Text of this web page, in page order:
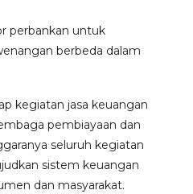
perbankan untuk
berbeda dalam
kegiatan jasa keuangan
pembiayaan dan
seluruh kegiatan
sistem keuangan
dan masyarakat.